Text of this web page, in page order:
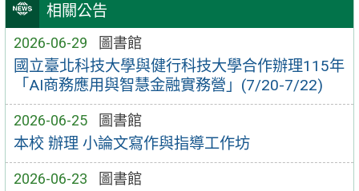
相關公告
2026-06-29 圖書館
國立臺北科技大學與健行科技大學合作辦理115年
「AI商務應用與智慧金融實務營」(7/20-7/22)
2026-06-25 圖書館
本校 辦理 小論文寫作與指導工作坊
2026-06-23 圖書館